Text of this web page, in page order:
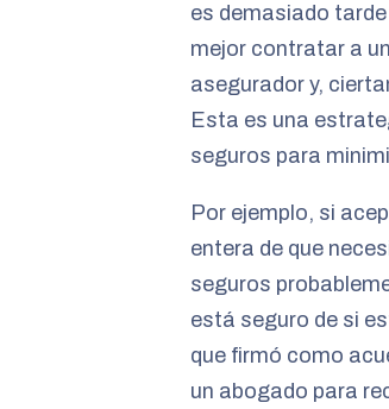
es demasiado
mejor contratar a
asegurador y,
Esta es una
seguros para
Por ejemplo, si
entera de que
seguros
está seguro de si
que firmó como
un abogado para